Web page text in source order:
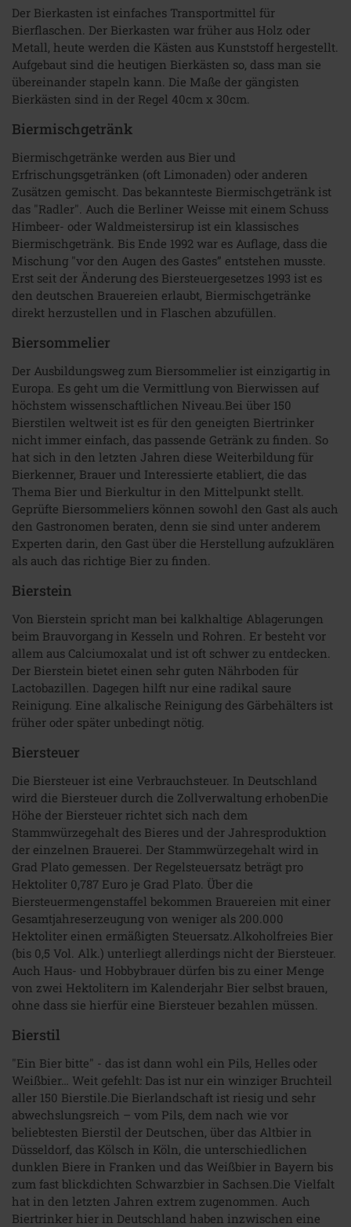
Der Bierkasten ist einfaches Transportmittel für
Bierflaschen. Der Bierkasten war früher aus Holz oder
Metall, heute werden die Kästen aus Kunststoff hergestellt.
Aufgebaut sind die heutigen Bierkästen so, dass man sie
übereinander stapeln kann. Die Maße der gängisten
Bierkästen sind in der Regel 40cm x 30cm.
Biermischgetränk
Biermischgetränke werden aus Bier und
Erfrischungsgetränken (oft Limonaden) oder anderen
Zusätzen gemischt. Das bekannteste Biermischgetränk ist
das "Radler". Auch die Berliner Weisse mit einem Schuss
Himbeer- oder Waldmeistersirup ist ein klassisches
Biermischgetränk. Bis Ende 1992 war es Auflage, dass die
Mischung "vor den Augen des Gastes” entstehen musste.
Erst seit der Änderung des Biersteuergesetzes 1993 ist es
den deutschen Brauereien erlaubt, Biermischgetränke
direkt herzustellen und in Flaschen abzufüllen.
Biersommelier
Der Ausbildungsweg zum Biersommelier ist einzigartig in
Europa. Es geht um die Vermittlung von Bierwissen auf
höchstem wissenschaftlichen Niveau.Bei über 150
Bierstilen weltweit ist es für den geneigten Biertrinker
nicht immer einfach, das passende Getränk zu finden. So
hat sich in den letzten Jahren diese Weiterbildung für
Bierkenner, Brauer und Interessierte etabliert, die das
Thema Bier und Bierkultur in den Mittelpunkt stellt.
Geprüfte Biersommeliers können sowohl den Gast als auch
den Gastronomen beraten, denn sie sind unter anderem
Experten darin, den Gast über die Herstellung aufzuklären
als auch das richtige Bier zu finden.
Bierstein
Von Bierstein spricht man bei kalkhaltige Ablagerungen
beim Brauvorgang in Kesseln und Rohren. Er besteht vor
allem aus Calciumoxalat und ist oft schwer zu entdecken.
Der Bierstein bietet einen sehr guten Nährboden für
Lactobazillen. Dagegen hilft nur eine radikal saure
Reinigung. Eine alkalische Reinigung des Gärbehälters ist
früher oder später unbedingt nötig.
Biersteuer
Die Biersteuer ist eine Verbrauchsteuer. In Deutschland
wird die Biersteuer durch die Zollverwaltung erhobenDie
Höhe der Biersteuer richtet sich nach dem
Stammwürzegehalt des Bieres und der Jahresproduktion
der einzelnen Brauerei. Der Stammwürzegehalt wird in
Grad Plato gemessen. Der Regelsteuersatz beträgt pro
Hektoliter 0,787 Euro je Grad Plato. Über die
Biersteuermengenstaffel bekommen Brauereien mit einer
Gesamtjahreserzeugung von weniger als 200.000
Hektoliter einen ermäßigten Steuersatz.Alkoholfreies Bier
(bis 0,5 Vol. Alk.) unterliegt allerdings nicht der Biersteuer.
Auch Haus- und Hobbybrauer dürfen bis zu einer Menge
von zwei Hektolitern im Kalenderjahr Bier selbst brauen,
ohne dass sie hierfür eine Biersteuer bezahlen müssen.
Bierstil
"Ein Bier bitte" - das ist dann wohl ein Pils, Helles oder
Weißbier… Weit gefehlt: Das ist nur ein winziger Bruchteil
aller 150 Bierstile.Die Bierlandschaft ist riesig und sehr
abwechslungsreich – vom Pils, dem nach wie vor
beliebtesten Bierstil der Deutschen, über das Altbier in
Düsseldorf, das Kölsch in Köln, die unterschiedlichen
dunklen Biere in Franken und das Weißbier in Bayern bis
zum fast blickdichten Schwarzbier in Sachsen.Die Vielfalt
hat in den letzten Jahren extrem zugenommen. Auch
Biertrinker hier in Deutschland haben inzwischen eine